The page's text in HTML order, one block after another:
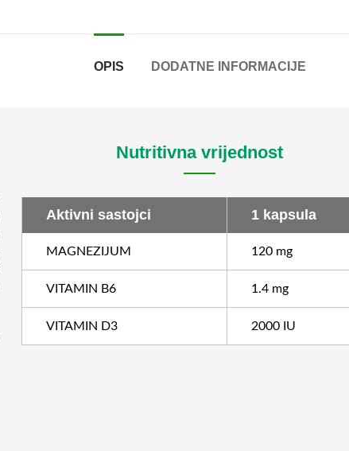
OPIS DODATNE INFORMACIJE
Nutritivna vrijednost
Aktivni sastojci 1 kapsula
MAGNEZIJUM 120 mg
VITAMIN B6 1.4 mg
VITAMIN D3 2000 IU